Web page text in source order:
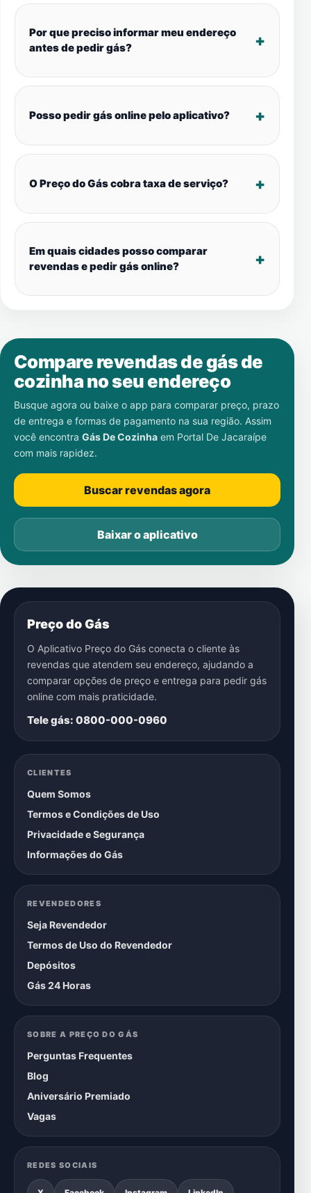
Por que preciso informar meu endereço
antes de pedir gás?
Posso pedir gás online pelo aplicativo?
O Preço do Gás cobra taxa de serviço?
Em quais cidades posso comparar
revendas e pedir gás online?
Compare revendas de gás de
cozinha no seu endereço
Busque agora ou baixe o app para comparar preço, prazo
de entrega e formas de pagamento na sua região. Assim
você encontra Gás De Cozinha em Portal De Jacaraípe
com mais rapidez.
Buscar revendas agora
Baixar o aplicativo
Preço do Gás
O Aplicativo Preço do Gás conecta o cliente às
revendas que atendem seu endereço, ajudando a
comparar opções de preço e entrega para pedir gás
online com mais praticidade.
Tele gás: 0800-000-0960
CLIENTES
Quem Somos
Termos e Condições de Uso
Privacidade e Segurança
Informações do Gás
REVENDEDORES
Seja Revendedor
Termos de Uso do Revendedor
Depósitos
Gás 24 Horas
SOBRE A PREÇO DO GÁS
Perguntas Frequentes
Blog
Aniversário Premiado
Vagas
REDES SOCIAIS